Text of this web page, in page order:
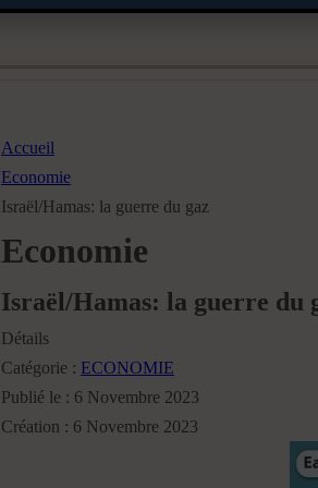
Accueil
Economie
Israël/Hamas: la guerre du gaz
Economie
Israël/Hamas: la guerre du
Détails
Catégorie : ECONOMIE
Publié le : 6 Novembre 2023
Création : 6 Novembre 2023